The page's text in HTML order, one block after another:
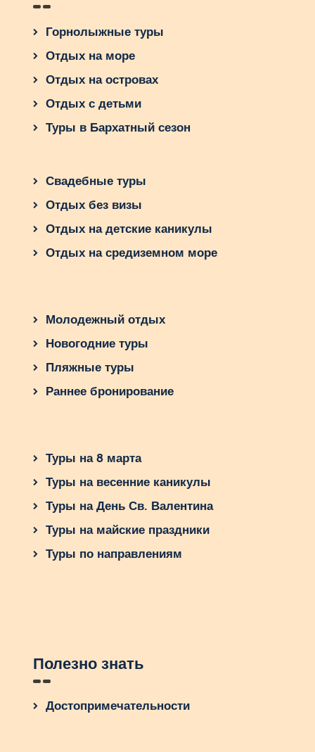
Горнолыжные туры
Отдых на море
Отдых на островах
Отдых с детьми
Туры в Бархатный сезон
Свадебные туры
Отдых без визы
Отдых на детские каникулы
Отдых на средиземном море
Молодежный отдых
Новогодние туры
Пляжные туры
Раннее бронирование
Туры на 8 марта
Туры на весенние каникулы
Туры на День Св. Валентина
Туры на майские праздники
Туры по направлениям
Полезно знать
Достопримечательности